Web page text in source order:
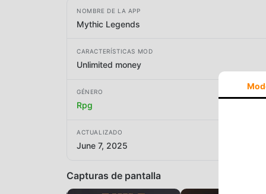
NOMBRE DE LA APP
Mythic Legends
CARACTERÍSTICAS MOD
Unlimited money
GÉNERO
Rpg
ACTUALIZADO
June 7, 2025
Capturas de pantalla